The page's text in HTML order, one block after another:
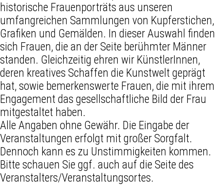
historische Frauenporträts aus unseren
umfangreichen Sammlungen von Kupferstichen,
Grafiken und Gemälden. In dieser Auswahl finden
sich Frauen, die an der Seite berühmter Männer
standen. Gleichzeitig ehren wir KünstlerInnen,
deren kreatives Schaffen die Kunstwelt geprägt
hat, sowie bemerkenswerte Frauen, die mit ihrem
Engagement das gesellschaftliche Bild der Frau
mitgestaltet haben.
Alle Angaben ohne Gewähr. Die Eingabe der
Veranstaltungen erfolgt mit großer Sorgfalt.
Dennoch kann es zu Unstimmigkeiten kommen.
Bitte schauen Sie ggf. auch auf die Seite des
Veranstalters/Veranstaltungsortes.